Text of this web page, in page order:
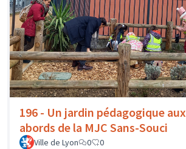
196 - Un jardin pédagogique aux
abords de la MJC Sans-Souci
Ville de Lyon 0 0